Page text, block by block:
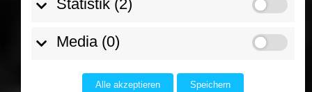
Statistik (2)
Media (0)
Alle akzeptieren Speichern